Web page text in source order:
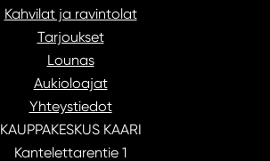
Kahvilat ja ravintolat
Tarjoukset
Lounas
Aukioloajat
Yhteystiedot
KAUPPAKESKUS KAARI
Kantelettarentie 1